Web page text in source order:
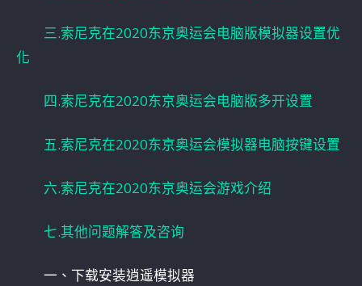
三.索尼克在2020东京奥运会电脑版模拟器设置优
化
四.索尼克在2020东京奥运会电脑版多开设置
五.索尼克在2020东京奥运会模拟器电脑按键设置
六.索尼克在2020东京奥运会游戏介绍
七.其他问题解答及咨询
一、下载安装逍遥模拟器